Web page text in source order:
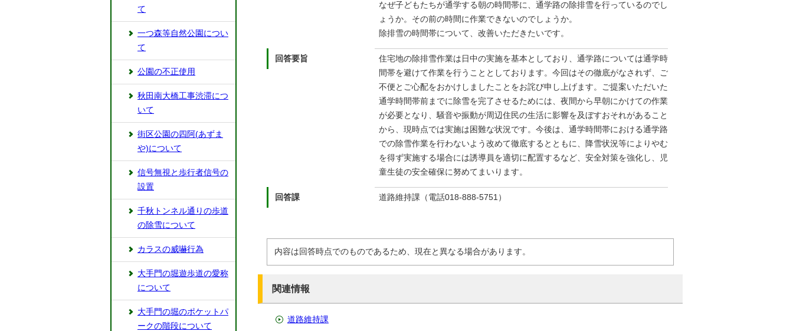
なぜ⼦どもたちが通学する朝の時間帯に、通学路の除排雪を⾏っているのでし
ょうか。その前の時間に作業できないのでしょうか。
除排雪の時間帯について、改善いただきたいです。
回答要旨
住宅地の除排雪作業は日中の実施を基本としており、通学路については通学時
間帯を避けて作業を行うこととしております。今回はその徹底がなされず、ご
不便とご心配をおかけしましたことをお詫び申し上げます。ご提案いただいた
通学時間帯前までに除雪を完了させるためには、夜間から早朝にかけての作業
が必要となり、騒音や振動が周辺住民の生活に影響を及ぼすおそれがあること
から、現時点では実施は困難な状況です。今後は、通学時間帯における通学路
での除雪作業を行わないよう改めて徹底するとともに、降雪状況等によりやむ
を得ず実施する場合には誘導員を適切に配置するなど、安全対策を強化し、児
童生徒の安全確保に努めてまいります。
回答課 道路維持課（電話018-888-5751）
内容は回答時点でのものであるため、現在と異なる場合があります。
関連情報
道路維持課
て
一つ森等自然公園につい
て
公園の不正使用
秋田南大橋工事渋滞につ
いて
街区公園の四阿(あずま
や)について
信号無視と歩行者信号の
設置
千秋トンネル通りの歩道
の除雪について
カラスの威嚇行為
大手門の堀遊歩道の愛称
について
⼤⼿門の堀のポケットパ
ークの階段について